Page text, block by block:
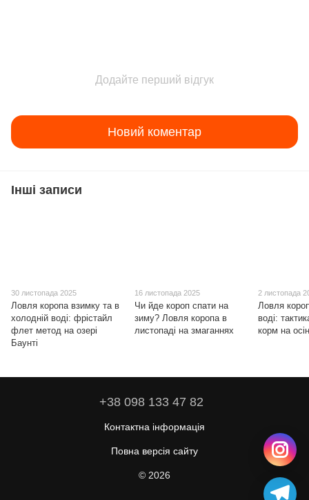
Додайте перший відгук
Новий коментар
Інші записи
30 листопада 2025
Ловля коропа взимку та в
холодній воді: фрістайл
флет метод на озері
Баунті
16 листопада 2025
Чи йде короп спати на
зиму? Ловля коропа в
листопаді на змаганнях
2 листопада
Ловля
воді:
корм на
+38 098 133 47 82
Контактна інформація
Повна версія сайту
© 2026